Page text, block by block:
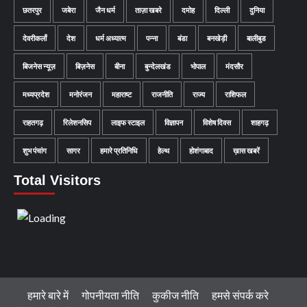
छतरपुर जबेरा जैन धर्म ताज़ा खबरे दमोह दिल्ली दुनिया
देवरीकलाँ देश धर्म अध्यात्म पन्ना बंडा बनखेड़ी बालीबुड
बिजनेस न्यूज़ बिज़नेस बीना बुन्देलखंड भोपाल मंदसौर
मध्यप्रदेश मनोरंजन महाराष्ट राजनीति राज्य राशिफल
राहतगढ़ रिलेशनसिप लाइफ स्टाइल विज्ञापन विशेष दिवस शाहगढ़
शुभ पंचांग सागर हमारे प्रतिनिधि हेल्थ होशंगाबाद ख़ास खबरें
Total Visitors
हमारे बारे में गोपनीयता नीति कुकीज नीति
हमसे संपर्क करे